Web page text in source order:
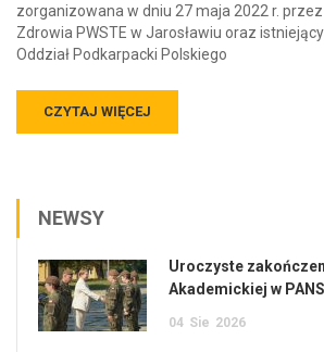
zorganizowana w dniu 27 maja 2022 r.
Zdrowia PWSTE w Jarosławiu oraz
Oddział Podkarpacki Polskiego
CZYTAJ WIĘCEJ
NEWSY
Uroczyste
Akademickiej w
04 Sie 2026